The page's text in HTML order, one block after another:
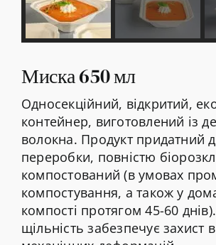
Контакт
Миска 650 мл
Односекційний, відкритий,
контейнер, виготовлений із
волокна. Продукт придатний
переробки, повністю
компостований (в умовах
компостування, а також у
компості протягом 45-60
щільність забезпечує захист